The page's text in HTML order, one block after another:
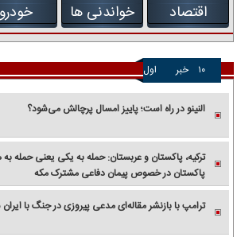
اقتصاد خواندنی ها خودرو
۱۰ خبر اول
النینو در راه است؛ پاییز امسال پرچالش می‌شود؟
ترکیه، پاکستان و عربستان: حمله به یکی یعنی حمله به
پاکستان در خصوص پیمان دفاعی مشترک مکه
ترامپ با بازنشر مقاله‌ای مدعی پیروزی در جنگ با